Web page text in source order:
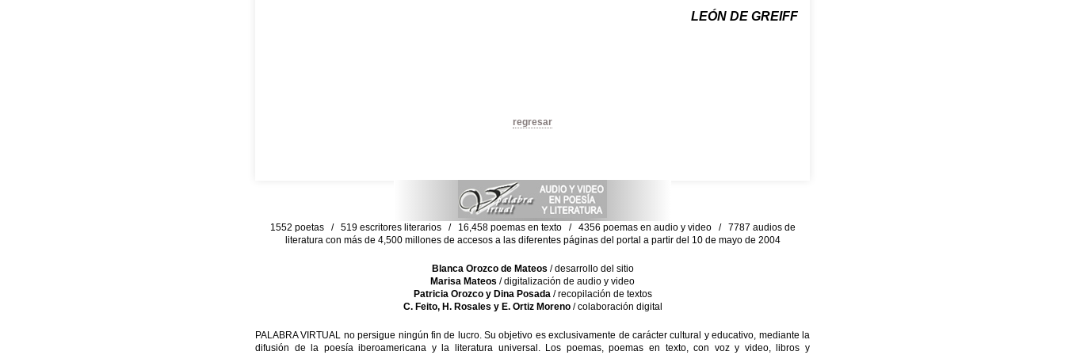
LEÓN DE GREIFF
regresar
1552 poetas / 519 escritores literarios / 16,458 poemas en texto / 4356 poemas en audio y video / 7787 audios de
literatura con más de 4,500 millones de accesos a las diferentes páginas del portal a partir del 10 de mayo de 2004
Blanca Orozco de Mateos / desarrollo del sitio
Marisa Mateos / digitalización de audio y video
Patricia Orozco y Dina Posada/ recopilación de textos
C. Feito, H. Rosales y E. Ortiz Moreno/ colaboración digital
PALABRA VIRTUAL no persigue ningún fin de lucro. Su objetivo es exclusivamente de carácter cultural y educativo, mediante la
difusión de la poesía iberoamericana y la literatura universal. Los poemas, poemas en texto, con voz y video, libros y